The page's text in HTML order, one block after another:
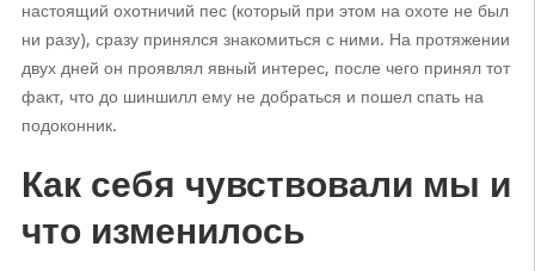
настоящий охотничий пес (который при этом на охоте не был
ни разу), сразу принялся знакомиться с ними. На протяжении
двух дней он проявлял явный интерес, после чего принял тот
факт, что до шиншилл ему не добраться и пошел спать на
подоконник.
Как себя чувствовали мы и
что изменилось